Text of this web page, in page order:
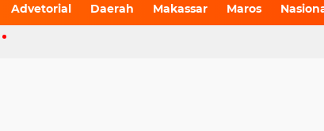
Advetorial Daerah Makassar Maros